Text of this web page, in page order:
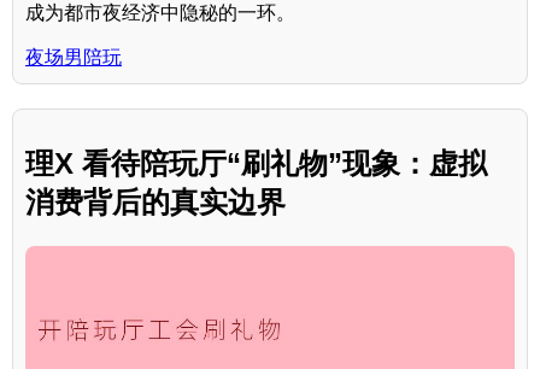
成为都市夜经济中隐秘的一环。
夜场男陪玩
理X 看待陪玩厅“刷礼物”现象：虚拟
消费背后的真实边界